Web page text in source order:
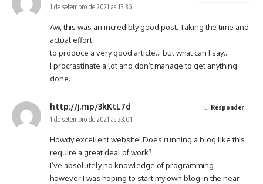
1 de setembro de 2021 às 13:36
Aw, this was an incredibly good post. Taking the time and
actual effort
to produce a very good article… but what can I say…
I procrastinate a lot and don’t manage to get anything
done.
http://j.mp/3kKtL7d
1 de setembro de 2021 às 23:01
Howdy excellent website! Does running a blog like this
require a great deal of work?
I’ve absolutely no knowledge of programming
however I was hoping to start my own blog in the near
Responder